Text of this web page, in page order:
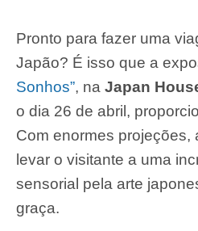
Pronto para fazer uma
Japão? É isso que a
Sonhos”, na Japan
o dia 26 de abril,
Com enormes projeções,
levar o visitante a uma
sensorial pela arte
graça.